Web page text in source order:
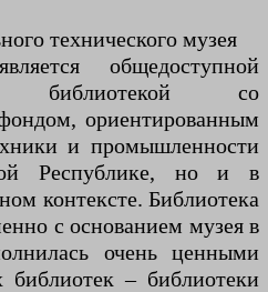
технического музея
общедоступной
библиотекой со
ориентированным
и промышленности
Республике, но и в
контексте. Библиотека
с основанием музея в
очень ценными
– библиотеки